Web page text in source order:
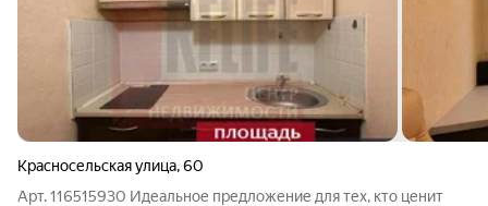
Красносельская улица,60
Арт. 116515930 Идеальное предложение для тех, кто ценит